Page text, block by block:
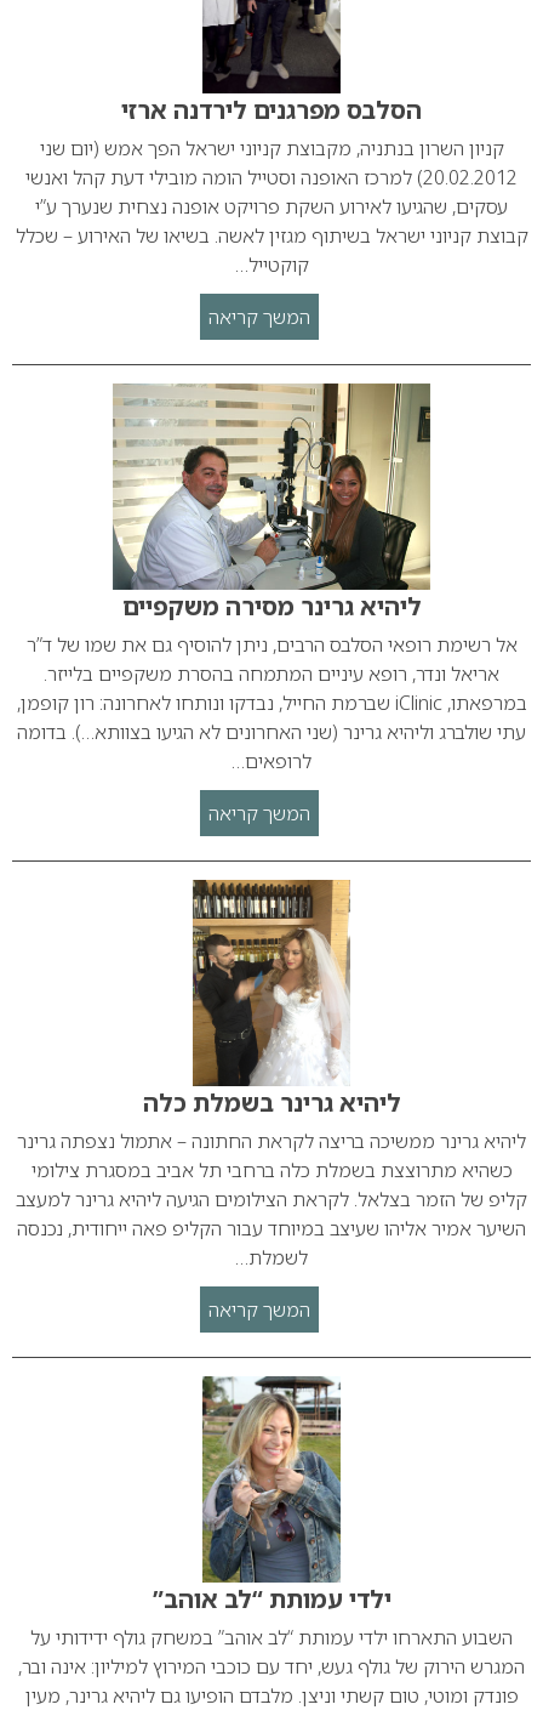
הסלבס מפרגנים לירדנה ארזי
קניון השרון בנתניה, מקבוצת קניוני ישראל הפך אמש (יום שני
20.02.2012) למרכז האופנה וסטייל הומה מובילי דעת קהל ואנשי
עסקים, שהגיעו לאירוע השקת פרויקט אופנה נצחית שנערך ע”י
קבוצת קניוני ישראל בשיתוף מגזין לאשה. בשיאו של האירוע – שכלל
קוקטייל…
המשך קריאה
ליהיא גרינר מסירה משקפיים
אל רשימת רופאי הסלבס הרבים, ניתן להוסיף גם את שמו של ד”ר
אריאל ונדר, רופא עיניים המתמחה בהסרת משקפיים בלייזר.
במרפאתו, iClinic שברמת החייל, נבדקו ונותחו לאחרונה: רון קופמן,
עתי שולברג וליהיא גרינר (שני האחרונים לא הגיעו בצוותא…). בדומה
לרופאים…
המשך קריאה
ליהיא גרינר בשמלת כלה
ליהיא גרינר ממשיכה בריצה לקראת החתונה – אתמול נצפתה גרינר
כשהיא מתרוצצת בשמלת כלה ברחבי תל אביב במסגרת צילומי
קליפ של הזמר בצלאל. לקראת הצילומים הגיעה ליהיא גרינר למעצב
השיער אמיר אליהו שעיצב במיוחד עבור הקליפ פאה ייחודית, נכנסה
לשמלת…
המשך קריאה
ילדי עמותת “לב אוהב”
השבוע התארחו ילדי עמותת “לב אוהב” במשחק גולף ידידותי על
המגרש הירוק של גולף געש, יחד עם כוכבי המירוץ למיליון: אינה ובר,
פונדק ומוטי, טום קשתי וניצן. מלבדם הופיעו גם ליהיא גרינר, מעין